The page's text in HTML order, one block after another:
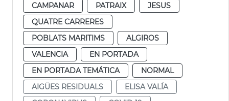
CAMPANAR
PATRAIX
JESUS
QUATRE CARRERES
POBLATS MARITIMS
ALGIROS
VALENCIA
EN PORTADA
EN PORTADA TEMÁTICA
NORMAL
AIGÜES RESIDUALS
ELISA VALÍA